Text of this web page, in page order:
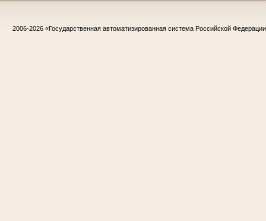
2006-2026 «Государственная автоматизированная система Российской